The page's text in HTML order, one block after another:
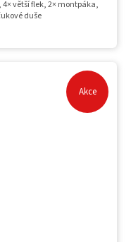
větší flek, 2× montpáka,
duše
Akce